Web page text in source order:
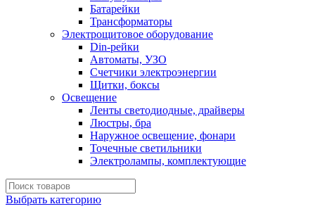
Батарейки
Трансформаторы
Электрощитовое оборудование
Din-рейки
Автоматы, УЗО
Счетчики электроэнергии
Щитки, боксы
Освещение
Ленты светодиодные, драйверы
Люстры, бра
Наружное освещение, фонари
Точечные светильники
Электролампы, комплектующие
Выбрать категорию